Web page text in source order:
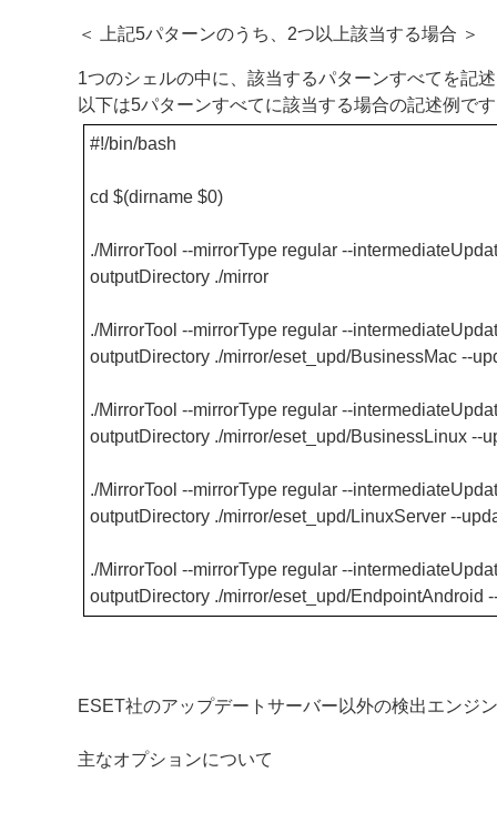
＜ 上記5パターンのうち、2つ以上該当する場合 ＞
1つのシェルの中に、該当するパターンすべてを記
以下は5パターンすべてに該当する場合の記述例で
#!/bin/bash
cd $(dirname $0)
./MirrorTool --mirrorType regular --
outputDirectory ./mirror
./MirrorTool --mirrorType regular --
outputDirectory ./mirror/eset_upd/BusinessMac --
./MirrorTool --mirrorType regular --
outputDirectory ./mirror/eset_upd/BusinessLinux --
./MirrorTool --mirrorType regular --
outputDirectory ./mirror/eset_upd/LinuxServer --
./MirrorTool --mirrorType regular --
outputDirectory ./mirror/eset_upd/EndpointAndroid
ESET社のアップデートサーバー以外の検出エンジ
主なオプションについて